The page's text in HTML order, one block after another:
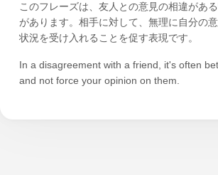
このフレーズは、友人との意見の相違があ
があります。相手に対して、無理に自分の意
状況を受け入れることを促す表現です。
In a disagreement with a friend, it's often
and not force your opinion on them.